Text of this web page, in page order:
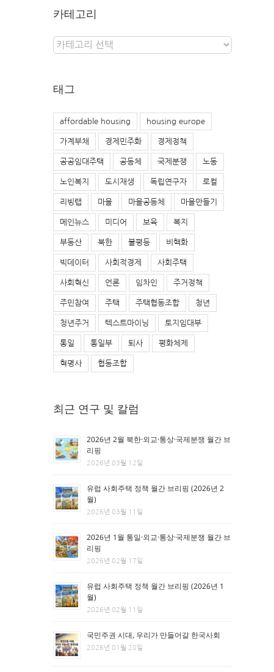
카테고리
카
테
태그
affordable housing housing europe
가계부채 경제민주화 경제정책
공공임대주택 공동체 국제분쟁 노동
노인복지 도시재생 독립연구자 로컬
리빙랩 마을 마을공동체 마을만들기
메인뉴스 미디어 보육 복지
부동산 북한 불평등 비핵화
빅데이터 사회적경제 사회주택
사회혁신 언론 임차인 주거정책
주민참여 주택 주택협동조합 청년
청년주거 텍스트마이닝 토지임대부
통일 통일부 퇴사 평화체제
혁명사 협동조합
최근 연구 및 칼럼
2026년 2월 북한·외교·통상·국제분쟁 월간 브
리핑
2026년 03월 12일
유럽 사회주택 정책 월간 브리핑 (2026년 2
월)
2026년 03월 11일
2026년 1월 통일·외교·통상·국제분쟁 월간 브
리핑
2026년 02월 17일
유럽 사회주택 정책 월간 브리핑 (2026년 1
월)
2026년 02월 11일
국민주권 시대, 우리가 만들어갈 한국사회
2026년 01월 28일